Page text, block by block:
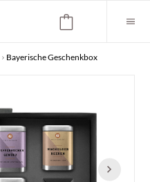
Bayerische Geschenkbox